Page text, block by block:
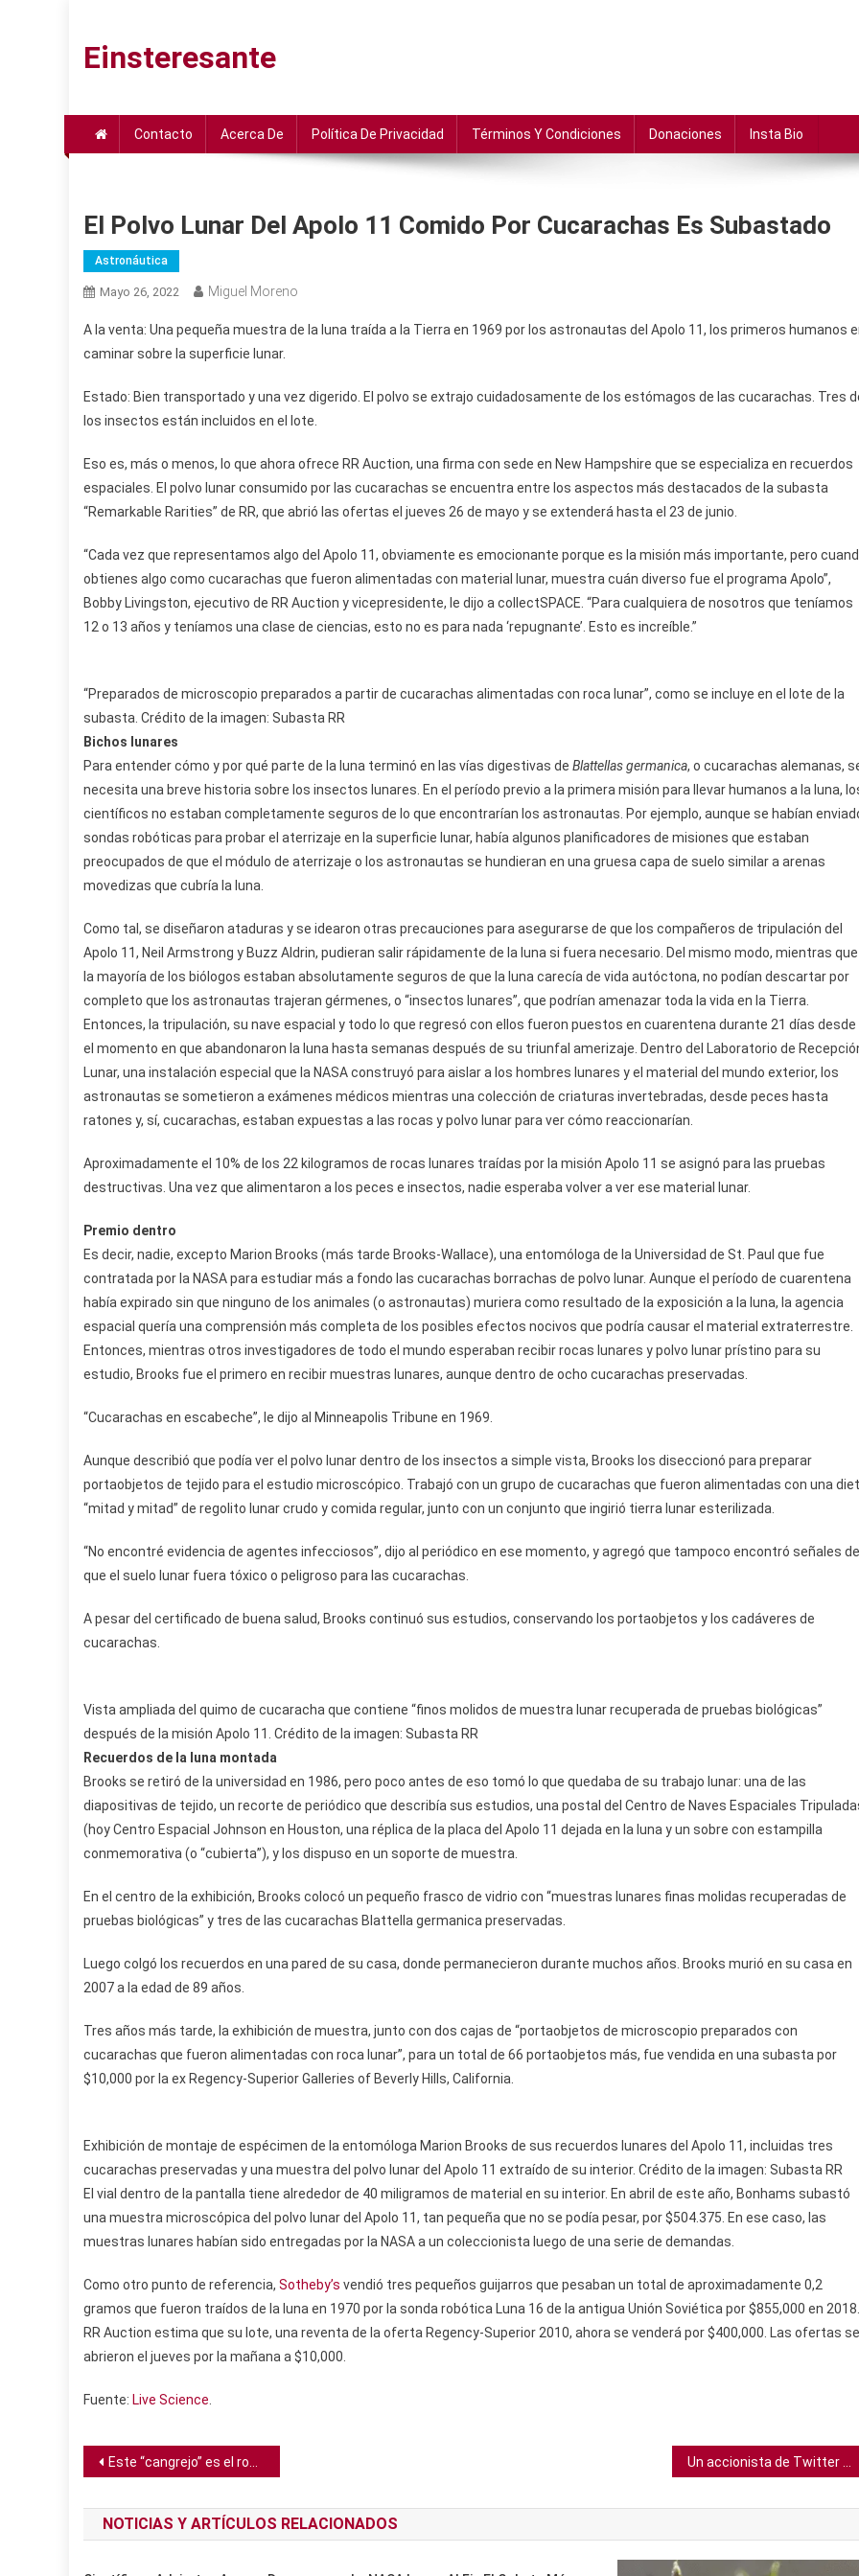
contenido
Einsteresante
Contacto Acerca De Política De Privacidad Términos Y Condiciones Donaciones Insta Bio
El Polvo Lunar Del Apolo 11 Comido Por Cucarachas Es Subastado
Astronáutica
Mayo 26, 2022 Miguel Moreno
A la venta: Una pequeña muestra de la luna traída a la Tierra en 1969 por los astronautas del Apolo 11, los primeros humanos
caminar sobre la superficie lunar.
Estado: Bien transportado y una vez digerido. El polvo se extrajo cuidadosamente de los estómagos de las cucarachas. Tres
los insectos están incluidos en el lote.
Eso es, más o menos, lo que ahora ofrece RR Auction, una firma con sede en New Hampshire que se especializa en recuerdos
espaciales. El polvo lunar consumido por las cucarachas se encuentra entre los aspectos más destacados de la subasta
“Remarkable Rarities” de RR, que abrió las ofertas el jueves 26 de mayo y se extenderá hasta el 23 de junio.
“Cada vez que representamos algo del Apolo 11, obviamente es emocionante porque es la misión más importante, pero
obtienes algo como cucarachas que fueron alimentadas con material lunar, muestra cuán diverso fue el programa Apolo”,
Bobby Livingston, ejecutivo de RR Auction y vicepresidente, le dijo a collectSPACE. “Para cualquiera de nosotros que teníamos
12 o 13 años y teníamos una clase de ciencias, esto no es para nada ‘repugnante’. Esto es increíble.”
“Preparados de microscopio preparados a partir de cucarachas alimentadas con roca lunar”, como se incluye en el lote de la
subasta. Crédito de la imagen: Subasta RR
Bichos lunares
Para entender cómo y por qué parte de la luna terminó en las vías digestivas de Blattellas germanica, o cucarachas alemanas,
necesita una breve historia sobre los insectos lunares. En el período previo a la primera misión para llevar humanos a la luna,
científicos no estaban completamente seguros de lo que encontrarían los astronautas. Por ejemplo, aunque se habían
sondas robóticas para probar el aterrizaje en la superficie lunar, había algunos planificadores de misiones que estaban
preocupados de que el módulo de aterrizaje o los astronautas se hundieran en una gruesa capa de suelo similar a arenas
movedizas que cubría la luna.
Como tal, se diseñaron ataduras y se idearon otras precauciones para asegurarse de que los compañeros de tripulación del
Apolo 11, Neil Armstrong y Buzz Aldrin, pudieran salir rápidamente de la luna si fuera necesario. Del mismo modo, mientras que
la mayoría de los biólogos estaban absolutamente seguros de que la luna carecía de vida autóctona, no podían descartar por
completo que los astronautas trajeran gérmenes, o “insectos lunares”, que podrían amenazar toda la vida en la Tierra.
Entonces, la tripulación, su nave espacial y todo lo que regresó con ellos fueron puestos en cuarentena durante 21 días desde
el momento en que abandonaron la luna hasta semanas después de su triunfal amerizaje. Dentro del Laboratorio de
Lunar, una instalación especial que la NASA construyó para aislar a los hombres lunares y el material del mundo exterior, los
astronautas se sometieron a exámenes médicos mientras una colección de criaturas invertebradas, desde peces hasta
ratones y, sí, cucarachas, estaban expuestas a las rocas y polvo lunar para ver cómo reaccionarían.
Aproximadamente el 10% de los 22 kilogramos de rocas lunares traídas por la misión Apolo 11 se asignó para las pruebas
destructivas. Una vez que alimentaron a los peces e insectos, nadie esperaba volver a ver ese material lunar.
Premio dentro
Es decir, nadie, excepto Marion Brooks (más tarde Brooks-Wallace), una entomóloga de la Universidad de St. Paul que fue
contratada por la NASA para estudiar más a fondo las cucarachas borrachas de polvo lunar. Aunque el período de cuarentena
había expirado sin que ninguno de los animales (o astronautas) muriera como resultado de la exposición a la luna, la agencia
espacial quería una comprensión más completa de los posibles efectos nocivos que podría causar el material extraterrestre.
Entonces, mientras otros investigadores de todo el mundo esperaban recibir rocas lunares y polvo lunar prístino para su
estudio, Brooks fue el primero en recibir muestras lunares, aunque dentro de ocho cucarachas preservadas.
“Cucarachas en escabeche”, le dijo al Minneapolis Tribune en 1969.
Aunque describió que podía ver el polvo lunar dentro de los insectos a simple vista, Brooks los diseccionó para preparar
portaobjetos de tejido para el estudio microscópico. Trabajó con un grupo de cucarachas que fueron alimentadas con una
“mitad y mitad” de regolito lunar crudo y comida regular, junto con un conjunto que ingirió tierra lunar esterilizada.
“No encontré evidencia de agentes infecciosos”, dijo al periódico en ese momento, y agregó que tampoco encontró señales de
que el suelo lunar fuera tóxico o peligroso para las cucarachas.
A pesar del certificado de buena salud, Brooks continuó sus estudios, conservando los portaobjetos y los cadáveres de
cucarachas.
Vista ampliada del quimo de cucaracha que contiene “finos molidos de muestra lunar recuperada de pruebas biológicas”
después de la misión Apolo 11. Crédito de la imagen: Subasta RR
Recuerdos de la luna montada
Brooks se retiró de la universidad en 1986, pero poco antes de eso tomó lo que quedaba de su trabajo lunar: una de las
diapositivas de tejido, un recorte de periódico que describía sus estudios, una postal del Centro de Naves Espaciales
(hoy Centro Espacial Johnson en Houston, una réplica de la placa del Apolo 11 dejada en la luna y un sobre con estampilla
conmemorativa (o “cubierta”), y los dispuso en un soporte de muestra.
En el centro de la exhibición, Brooks colocó un pequeño frasco de vidrio con “muestras lunares finas molidas recuperadas de
pruebas biológicas” y tres de las cucarachas Blattella germanica preservadas.
Luego colgó los recuerdos en una pared de su casa, donde permanecieron durante muchos años. Brooks murió en su casa en
2007 a la edad de 89 años.
Tres años más tarde, la exhibición de muestra, junto con dos cajas de “portaobjetos de microscopio preparados con
cucarachas que fueron alimentadas con roca lunar”, para un total de 66 portaobjetos más, fue vendida en una subasta por
$10,000 por la ex Regency-Superior Galleries of Beverly Hills, California.
Exhibición de montaje de espécimen de la entomóloga Marion Brooks de sus recuerdos lunares del Apolo 11, incluidas tres
cucarachas preservadas y una muestra del polvo lunar del Apolo 11 extraído de su interior. Crédito de la imagen: Subasta RR
El vial dentro de la pantalla tiene alrededor de 40 miligramos de material en su interior. En abril de este año, Bonhams subastó
una muestra microscópica del polvo lunar del Apolo 11, tan pequeña que no se podía pesar, por $504.375. En ese caso, las
muestras lunares habían sido entregadas por la NASA a un coleccionista luego de una serie de demandas.
Como otro punto de referencia, Sotheby’s vendió tres pequeños guijarros que pesaban un total de aproximadamente 0,2
gramos que fueron traídos de la luna en 1970 por la sonda robótica Luna 16 de la antigua Unión Soviética por $855,000 en 2018.
RR Auction estima que su lote, una reventa de la oferta Regency-Superior 2010, ahora se venderá por $400,000. Las ofertas se
abrieron el jueves por la mañana a $10,000.
Fuente: Live Science
Navegación
de
entradas
Este “cangrejo” es el robot manejado con control remoto más pequeño jamás construido
NOTICIAS Y ARTÍCULOS RELACIONADOS